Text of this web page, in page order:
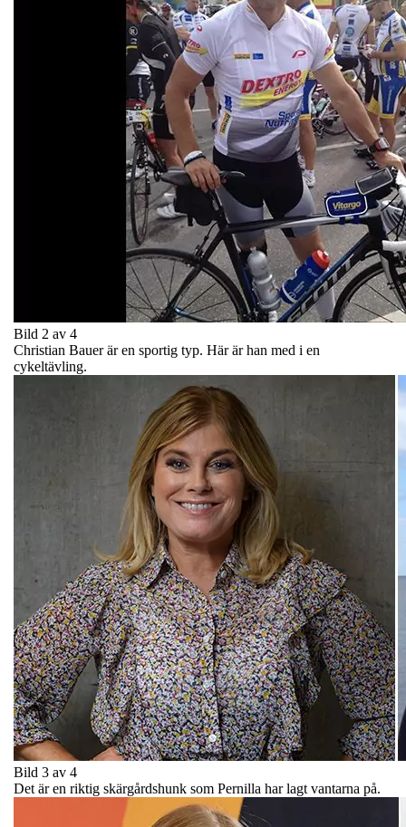
Bild 2 av 4
Christian Bauer är en sportig typ. Här är han med i en
cykeltävling.
Bild 3 av 4
Det är en riktig skärgårdshunk som Pernilla har lagt vantarna på.